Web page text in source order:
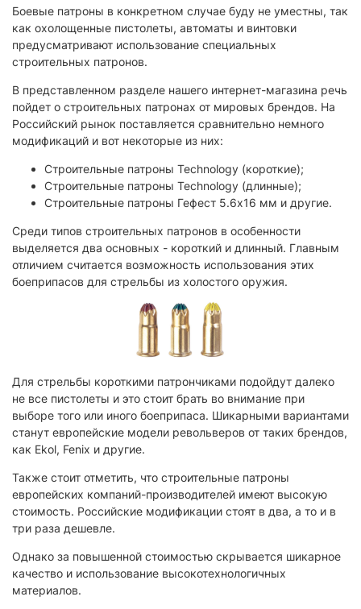
Боевые патроны в конкретном случае буду не уместны, так
как охолощенные пистолеты, автоматы и винтовки
предусматривают использование специальных
строительных патронов.
В представленном разделе нашего интернет-магазина речь
пойдет о строительных патронах от мировых брендов. На
Российский рынок поставляется сравнительно немного
модификаций и вот некоторые из них:
Строительные патроны Technology (короткие);
Строительные патроны Technology (длинные);
Строительные патроны Гефест 5.6х16 мм и другие.
Среди типов строительных патронов в особенности
выделяется два основных - короткий и длинный. Главным
отличием считается возможность использования этих
боеприпасов для стрельбы из холостого оружия.
Для стрельбы короткими патрончиками подойдут далеко
не все пистолеты и это стоит брать во внимание при
выборе того или иного боеприпаса. Шикарными вариантами
станут европейские модели револьверов от таких брендов,
как Ekol, Fenix и другие.
Также стоит отметить, что строительные патроны
европейских компаний-производителей имеют высокую
стоимость. Российские модификации стоят в два, а то и в
три раза дешевле.
Однако за повышенной стоимостью скрывается шикарное
качество и использование высокотехнологичных
материалов.